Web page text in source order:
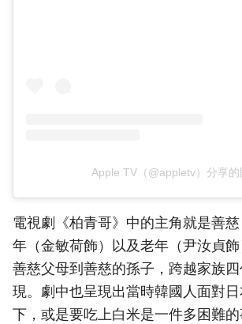
Apple TV（@appletv）分享的
電視劇《柏青哥》中的主角就是善
年（金敏荷飾）以及老年（尹汝貞
善慈父母到善慈的孫子，跨越家族
現。劇中也呈現出當時韓國人面對
下，或是要吃上白米是一件多困難